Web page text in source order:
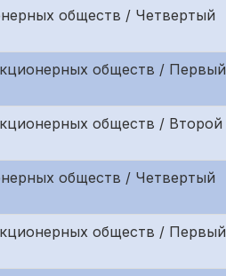
обществ / Четвертый
обществ / Первый
обществ / Второй
обществ / Четвертый
обществ / Первый